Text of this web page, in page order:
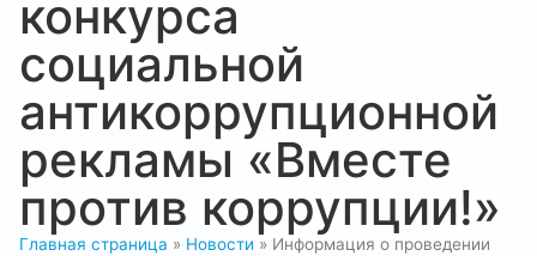
конкурса
социальной
антикоррупционной
рекламы «Вместе
против коррупции!»
Главная страница » Новости » Информация о проведении